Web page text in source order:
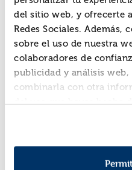
del sitio web, y ofrecerte
Redes Sociales.
sobre el uso de nuestra
colaboradores de
publicidad y análisis web,
combinarla con otra
consentimiento en
información consulta la
Política de Privacidad.
Promociones